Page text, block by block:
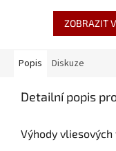
ZOBRAZIT
Popis Diskuze
Detailní popis
Výhody